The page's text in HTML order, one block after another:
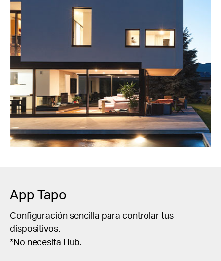
App Tapo
Configuración sencilla para controlar tus
dispositivos.
*No necesita Hub.